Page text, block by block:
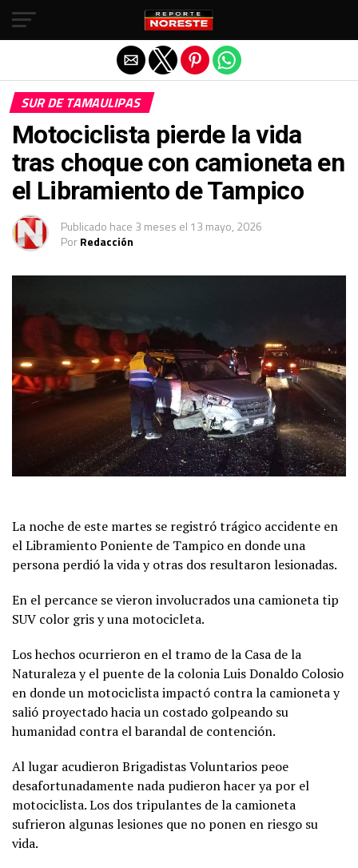
SUR DE TAMAULIPAS
Motociclista pierde la vida
tras choque con camioneta en
el Libramiento de Tampico
Publicado hace 3 meses el 13 mayo, 2026
PorRedacción
La noche de este martes se registró trágico accidente en
el Libramiento Poniente de Tampico en donde una
persona perdió la vida y otras dos resultaron lesionadas.
En el percance se vieron involucrados una camioneta tip
SUV color gris y una motocicleta.
Los hechos ocurrieron en el tramo de la Casa de la
Naturaleza y el puente de la colonia Luis Donaldo Colosio
en donde un motociclista impactó contra la camioneta y
salió proyectado hacia un costado golpeando su
humanidad contra el barandal de contención.
Al lugar acudieron Brigadistas Voluntarios peoe
desafortunadamente nada pudieron hacer ya por el
motociclista. Los dos tripulantes de la camioneta
sufrieron algunas lesiones que no ponen en riesgo su
vida.
Salir de la versión móvil